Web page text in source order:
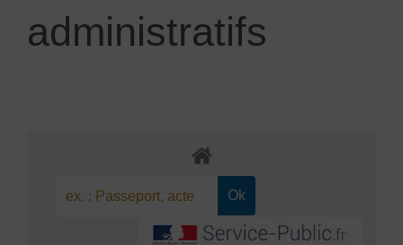
administratifs